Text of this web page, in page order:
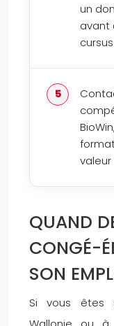
un
avant
QUAND
CONGÉ-
SON
Si vous êtes